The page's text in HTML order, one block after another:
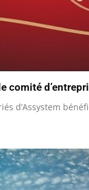
comité
d’Assystem